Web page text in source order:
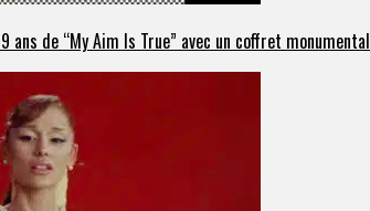
ans de “My Aim Is True” avec un coffret monumental